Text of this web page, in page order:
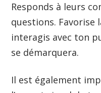
Responds à leurs
questions. Favorise
interagis avec ton
se démarquera.
Il est également